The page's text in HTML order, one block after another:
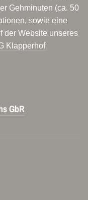
Gehminuten (ca. 50
sowie eine
der Website unseres
Klapperhof
GbR